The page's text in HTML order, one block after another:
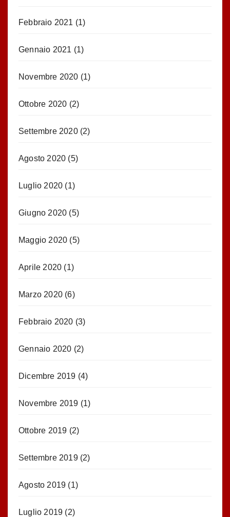
Febbraio 2021 (1)
Gennaio 2021 (1)
Novembre 2020 (1)
Ottobre 2020 (2)
Settembre 2020(2)
Agosto 2020 (5)
Luglio 2020 (1)
Giugno 2020 (5)
Maggio 2020 (5)
Aprile 2020 (1)
Marzo 2020 (6)
Febbraio 2020 (3)
Gennaio 2020 (2)
Dicembre 2019 (4)
Novembre 2019 (1)
Ottobre 2019 (2)
Settembre 2019(2)
Agosto 2019 (1)
Luglio 2019 (2)